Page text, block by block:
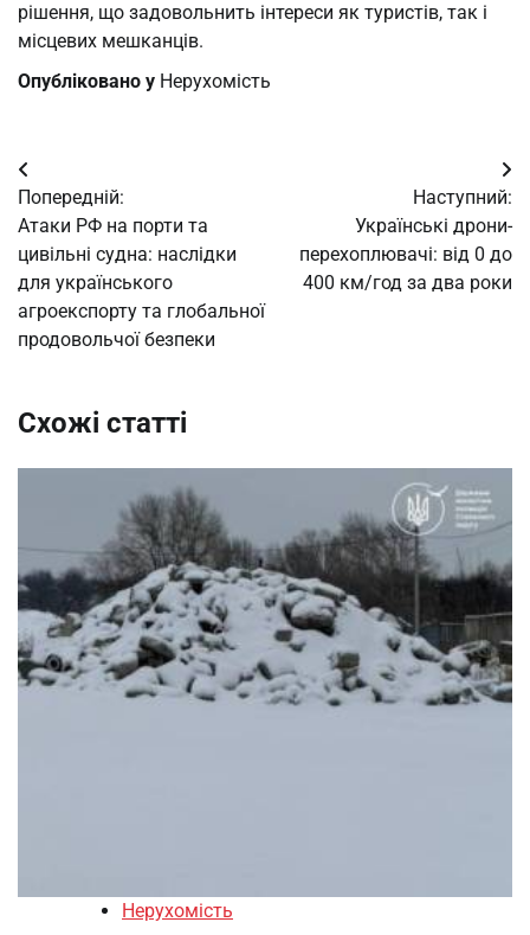
рішення, що задовольнить інтереси як туристів, так і
місцевих мешканців.
Опубліковано у Нерухомість
Навігація
записів
Попередній:
Атаки РФ на порти та
цивільні судна: наслідки
для українського
агроекспорту та глобальної
продовольчої безпеки
Наступний:
Українські дрони-
перехоплювачі: від 0 до
400 км/год за два роки
Схожі статті
Нерухомість